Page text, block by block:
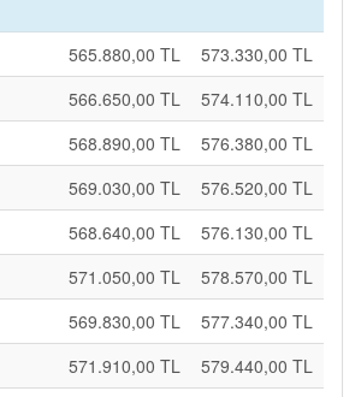
565.880,00 TL
573.330,00 TL
566.650,00 TL
574.110,00 TL
568.890,00 TL
576.380,00 TL
569.030,00 TL
576.520,00 TL
568.640,00 TL
576.130,00 TL
571.050,00 TL
578.570,00 TL
569.830,00 TL
577.340,00 TL
571.910,00 TL
579.440,00 TL